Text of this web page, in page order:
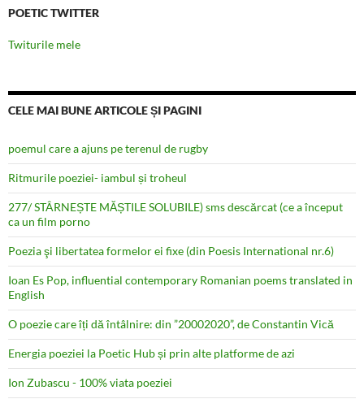
POETIC TWITTER
Twiturile mele
CELE MAI BUNE ARTICOLE ȘI PAGINI
poemul care a ajuns pe terenul de rugby
Ritmurile poeziei- iambul și troheul
277/ STÂRNEȘTE MĂȘTILE SOLUBILE) sms descărcat (ce a început
ca un film porno
Poezia şi libertatea formelor ei fixe (din Poesis International nr.6)
Ioan Es Pop, influential contemporary Romanian poems translated in
English
O poezie care îți dă întâlnire: din ”20002020”, de Constantin Vică
Energia poeziei la Poetic Hub și prin alte platforme de azi
Ion Zubascu - 100% viata poeziei